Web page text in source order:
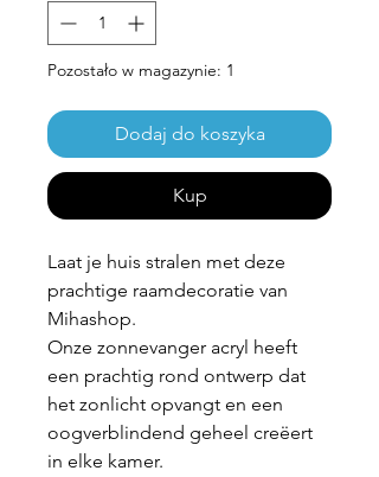
Pozostało w magazynie: 1
Dodaj do koszyka
Kup
Laat je huis stralen met deze
prachtige raamdecoratie van
Mihashop.
Onze zonnevanger acryl heeft
een prachtig rond ontwerp dat
het zonlicht opvangt en een
oogverblindend geheel creëert
in elke kamer.